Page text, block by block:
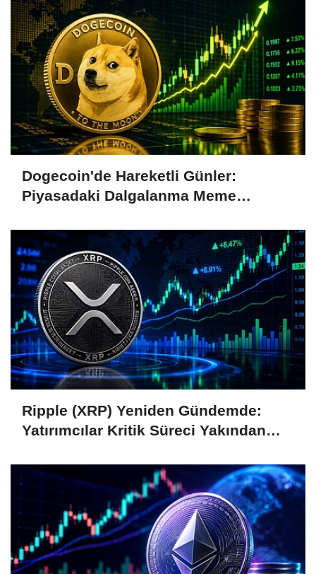
Dogecoin'de Hareketli Günler:
Piyasadaki Dalgalanma Meme
Ripple (XRP) Yeniden Gündemde:
Yatırımcılar Kritik Süreci Yakından